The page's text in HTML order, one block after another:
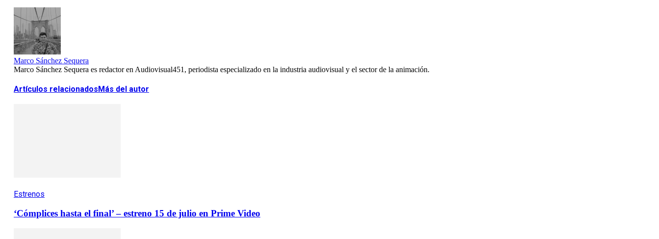
Marco Sánchez Sequera
Marco Sánchez Sequera es redactor en Audiovisual451, periodista especializado en la industria audiovisual y el sector de la animación.
Artículos relacionados Más del autor
Estrenos
‘Cómplices hasta el final’ – estreno 15 de julio en Prime Video